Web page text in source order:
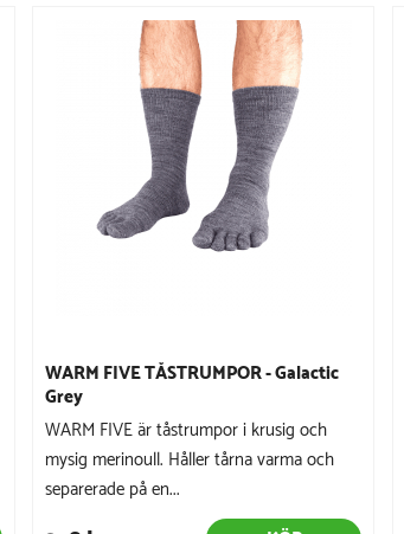
WARM FIVE TÅSTRUMPOR - Galactic
Grey
WARM FIVE är tåstrumpor i krusig och
mysig merinoull. Håller tårna varma och
separerade på en...